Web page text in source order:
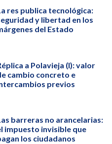
res publica tecnológica:
y libertad en los
del Estado
a Polavieja (I): valor
cambio concreto e
previos
barreras no arancelarias:
impuesto invisible que
los ciudadanos